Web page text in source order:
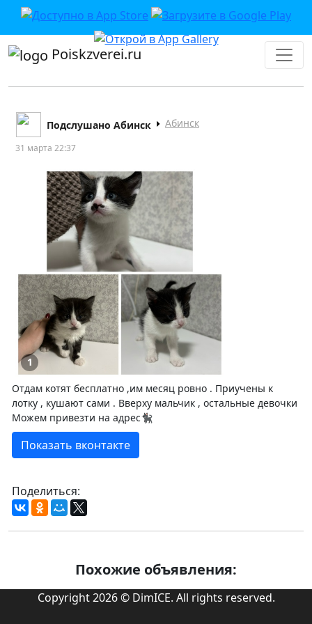
Poiskzverei.ru
Подслушано Абинск Абинск
31 марта 22:37
1
Отдам котят бесплатно ,им месяц ровно . Приучены к
лотку , кушают сами . Вверху мальчик , остальные девочки
Можем привезти на адрес🐈‍⬛
Показать вконтакте
Поделиться:
Похожие объявления:
Copyright 2026 © DimICE. All rights reserved.